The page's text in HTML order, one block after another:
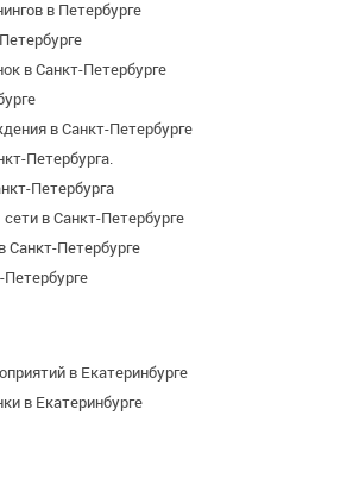
в Петербурге
в Санкт-Петербурге
в Санкт-Петербурге
Петербурга.
Петербурга
в Санкт-Петербурге
Санкт-Петербурге
в Екатеринбурге
в Екатеринбурге